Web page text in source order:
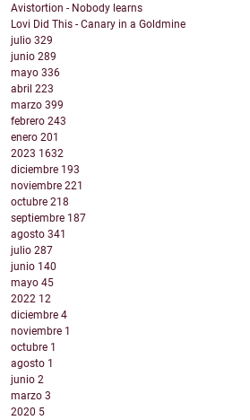
Avistortion - Nobody learns
Lovi Did This - Canary in a Goldmine
julio 329
junio 289
mayo 336
abril 223
marzo 399
febrero 243
enero 201
2023 1632
diciembre 193
noviembre 221
octubre 218
septiembre 187
agosto 341
julio 287
junio 140
mayo 45
2022 12
diciembre 4
noviembre 1
octubre 1
agosto 1
junio 2
marzo 3
2020 5